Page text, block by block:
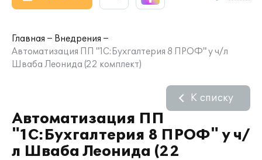
Главная
Внедрения
Автоматизация ПП "1С:Бухгалтерия 8 ПРОФ" у ч/л
Шваба Леонида (22 комплект)
Автоматизация ПП
"1С:Бухгалтерия 8 ПРОФ" у ч/
л Шваба Леонида (22
К списку